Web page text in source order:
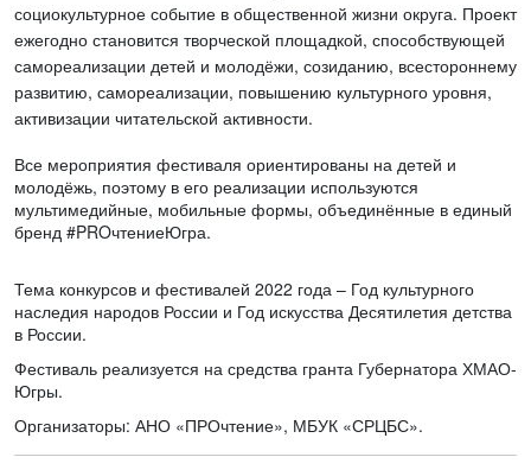
социокультурное событие в общественной жизни округа. Проект
ежегодно становится творческой площадкой, способствующей
самореализации детей и молодёжи, созиданию, всестороннему
развитию, самореализации, повышению культурного уровня,
активизации читательской активности.
Все мероприятия фестиваля ориентированы на детей и
молодёжь, поэтому в его реализации используются
мультимедийные, мобильные формы, объединённые в единый
бренд #PROчтениеЮгра.
Тема конкурсов и фестивалей 2022 года – Год культурного
наследия народов России и Год искусства Десятилетия детства
в России.
Фестиваль реализуется на средства гранта Губернатора ХМАО-
Югры.
Организаторы: АНО «ПРОчтение», МБУК «СРЦБС».